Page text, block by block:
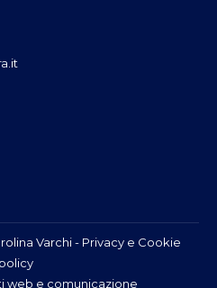
Varchi - Privacy e Cookie
policy
web e comunicazione